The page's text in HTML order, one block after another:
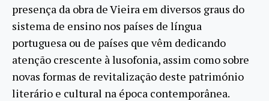
presença da obra de Vieira em diversos graus do
sistema de ensino nos países de língua
portuguesa ou de países que vêm dedicando
atenção crescente à lusofonia, assim como sobre
novas formas de revitalização deste património
literário e cultural na época contemporânea.